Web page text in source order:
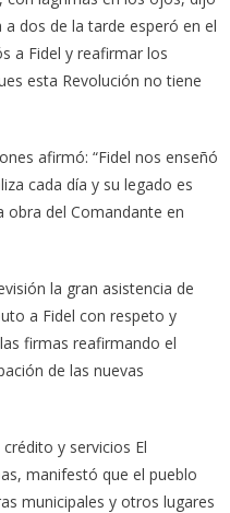
a dos de la tarde esperó en el
a Fidel y reafirmar los
esta Revolución no tiene
afirmó: “Fidel nos enseñó
cada día y su legado es
obra del Comandante en
la gran asistencia de
a Fidel con respeto y
firmas reafirmando el
de las nuevas
y servicios El
manifestó que el pueblo
municipales y otros lugares